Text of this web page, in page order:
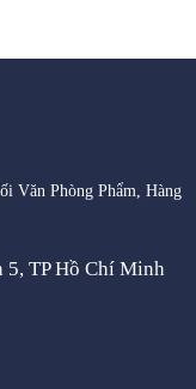
Văn Phòng Phẩm, Hàng
5, TP Hồ Chí Minh